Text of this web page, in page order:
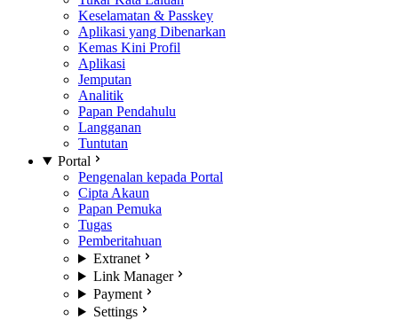
Keselamatan & Passkey
Aplikasi yang Dibenarkan
Kemas Kini Profil
Aplikasi
Jemputan
Analitik
Papan Pendahulu
Langganan
Tuntutan
Portal
Pengenalan kepada Portal
Cipta Akaun
Papan Pemuka
Tugas
Pemberitahuan
Extranet
Link Manager
Payment
Settings